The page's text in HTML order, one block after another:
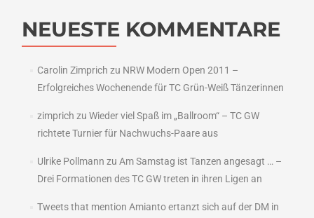
NEUESTE KOMMENTARE
Carolin Zimprich zu NRW Modern Open 2011 –
Erfolgreiches Wochenende für TC Grün-Weiß Tänzerinnen
zimprich zu Wieder viel Spaß im „Ballroom“ – TC GW
richtete Turnier für Nachwuchs-Paare aus
Ulrike Pollmann zu Am Samstag ist Tanzen angesagt … –
Drei Formationen des TC GW treten in ihren Ligen an
Tweets that mention Amianto ertanzt sich auf der DM in